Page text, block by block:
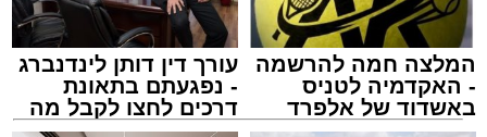
המרכז למורשת
מנהל האתר / 10:42 06.08.26
המלצה חמה להרשמה
- האקדמיה לטניס
באשדוד של אלפרד
קריאולנסקי - לילדים
עורך דין דותן לינדנברג
- נפגעתם בתאונת
דרכים לחצו לקבל מה
שמגיע לכם